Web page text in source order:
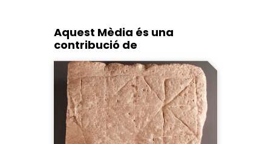
Aquest Mèdia és una
contribució de